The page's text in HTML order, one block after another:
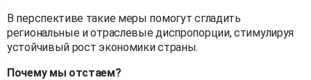
В перспективе такие меры помогут сгладить
региональные и отраслевые диспропорции, стимулируя
устойчивый рост экономики страны.
Почему мы отстаем?